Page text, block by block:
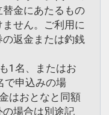
金にあたるもの
せん。ご利用に
返金または釣銭
1名、またはお
で申込みの場
はおとなと同額
の場合は別途記